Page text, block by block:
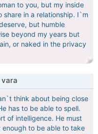
to you, but my inside
in a relationship. I`m
but humble
beyond my years but
or naked in the privacy
think about being close
has to be able to spell.
of intelligence. He must
to be able to take